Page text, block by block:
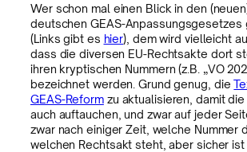
Wer schon mal einen Blick in den
deutschen GEAS-Anpassungsgesetzes
(Links gibt es hier), dem wird vielleicht
dass die diversen EU-Rechtsakte dort
ihren kryptischen Nummern (z.B. „VO
bezeichnet werden. Grund genug, die
GEAS-Reformzu aktualisieren, damit
auch auftauchen, und zwar auf jeder
zwar nach einiger Zeit, welche Nummer
welchen Rechtsakt steht, aber sicher ist